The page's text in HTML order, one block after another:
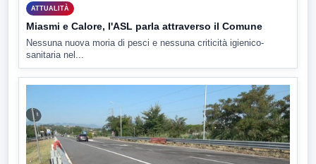
ATTUALITÀ
Miasmi e Calore, l'ASL parla attraverso il Comune
Nessuna nuova moria di pesci e nessuna criticità igienico-
sanitaria nel...